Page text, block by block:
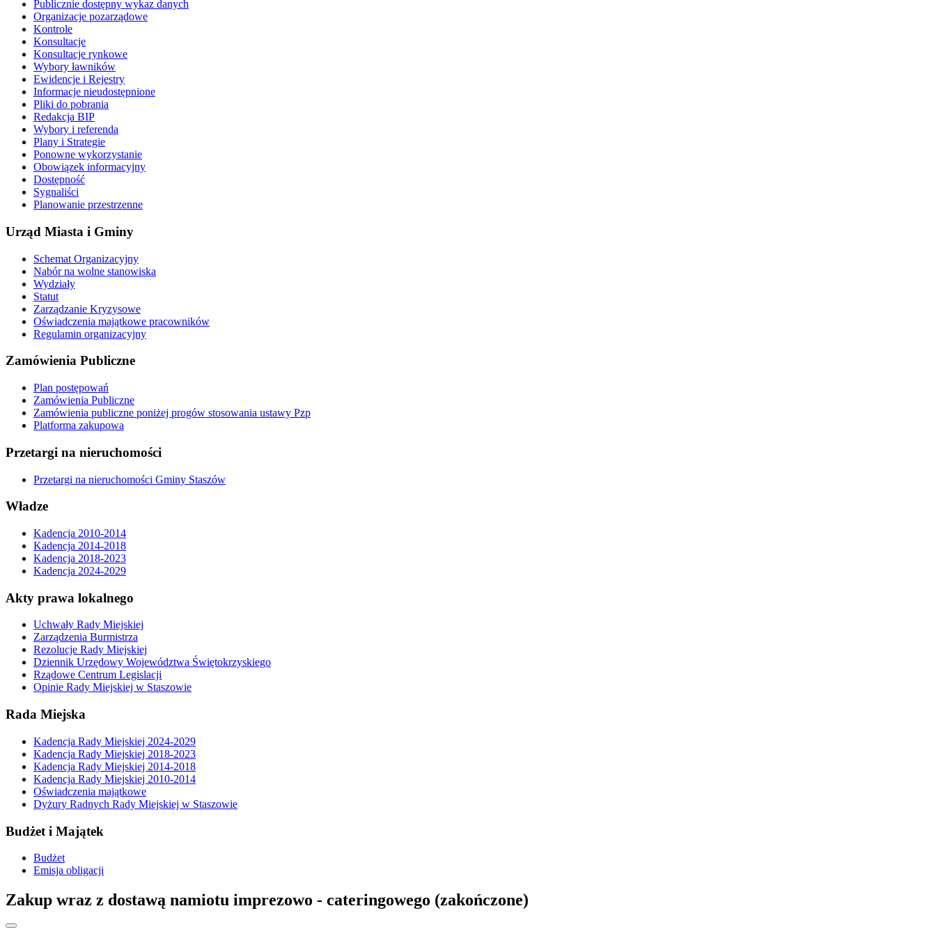
Publicznie dostępny wykaz danych
Organizacje pozarządowe
Kontrole
Konsultacje
Konsultacje rynkowe
Wybory ławników
Ewidencje i Rejestry
Informacje nieudostępnione
Pliki do pobrania
Redakcja BIP
Wybory i referenda
Plany i Strategie
Ponowne wykorzystanie
Obowiązek informacyjny
Dostępność
Sygnaliści
Planowanie przestrzenne
Urząd Miasta i Gminy
Schemat Organizacyjny
Nabór na wolne stanowiska
Wydziały
Statut
Zarządzanie Kryzysowe
Oświadczenia majątkowe pracowników
Regulamin organizacyjny
Zamówienia Publiczne
Plan postępowań
Zamówienia Publiczne
Zamówienia publiczne poniżej progów stosowania ustawy Pzp
Platforma zakupowa
Przetargi na nieruchomości
Przetargi na nieruchomości Gminy Staszów
Władze
Kadencja 2010-2014
Kadencja 2014-2018
Kadencja 2018-2023
Kadencja 2024-2029
Akty prawa lokalnego
Uchwały Rady Miejskiej
Zarządzenia Burmistrza
Rezolucje Rady Miejskiej
Dziennik Urzędowy Województwa Świętokrzyskiego
Rządowe Centrum Legislacji
Opinie Rady Miejskiej w Staszowie
Rada Miejska
Kadencja Rady Miejskiej 2024-2029
Kadencja Rady Miejskiej 2018-2023
Kadencja Rady Miejskiej 2014-2018
Kadencja Rady Miejskiej 2010-2014
Oświadczenia majątkowe
Dyżury Radnych Rady Miejskiej w Staszowie
Budżet i Majątek
Budżet
Emisja obligacji
Zakup wraz z dostawą namiotu imprezowo - cateringowego (zakończone)